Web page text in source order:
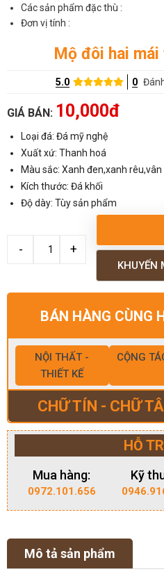
Các sản phẩm đặc thù :
Đơn vị tính :
Mộ đôi hai mái
5.0 0
GIÁ BÁN: 10,000đ
Loại đá: Đá mỹ nghệ
Xuất xứ: Thanh hoá
Màu sắc: Xanh đen,xanh
Kích thước: Đá khối
Độ dày: Tùy sản phẩm
KHUYẾN
BÁN HÀNG CÙNG
NỘI THẤT -
THIẾT KẾ
CỘNG
CHỮ TÍN - CHỮ
HỖ
Mua hàng:
0972.101.656
Kỹ
Mô tả sản phẩm